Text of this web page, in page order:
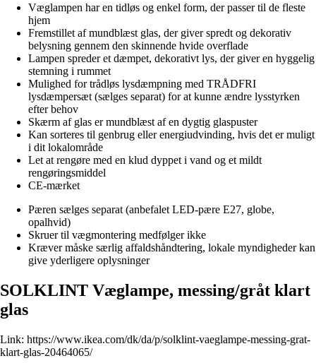
Væglampen har en tidløs og enkel form, der passer til de fleste
hjem
Fremstillet af mundblæst glas, der giver spredt og dekorativ
belysning gennem den skinnende hvide overflade
Lampen spreder et dæmpet, dekorativt lys, der giver en hyggelig
stemning i rummet
Mulighed for trådløs lysdæmpning med TRÅDFRI
lysdæmpersæt (sælges separat) for at kunne ændre lysstyrken
efter behov
Skærm af glas er mundblæst af en dygtig glaspuster
Kan sorteres til genbrug eller energiudvinding, hvis det er muligt
i dit lokalområde
Let at rengøre med en klud dyppet i vand og et mildt
rengøringsmiddel
CE-mærket
Pæren sælges separat (anbefalet LED-pære E27, globe,
opalhvid)
Skruer til vægmontering medfølger ikke
Kræver måske særlig affaldshåndtering, lokale myndigheder kan
give yderligere oplysninger
SOLKLINT Væglampe, messing/gråt klart
glas
Link: https://www.ikea.com/dk/da/p/solklint-vaeglampe-messing-grat-
klart-glas-20464065/